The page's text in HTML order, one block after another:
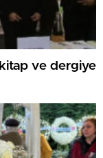
ve dergiye